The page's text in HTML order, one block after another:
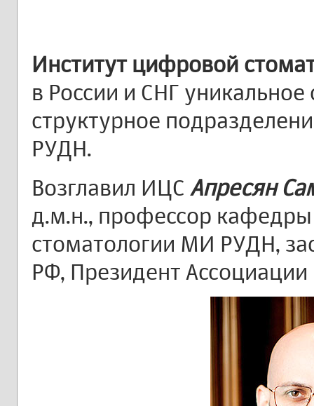
Институт цифровой
в России и СНГ
структурное
РУДН.
Возглавил ИЦС Апресян
д.м.н., профессор
стоматологии МИ РУДН,
РФ, Президент